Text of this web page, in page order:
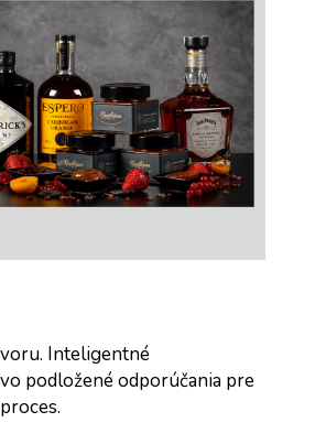
Inteligentné
podložené odporúčania pre